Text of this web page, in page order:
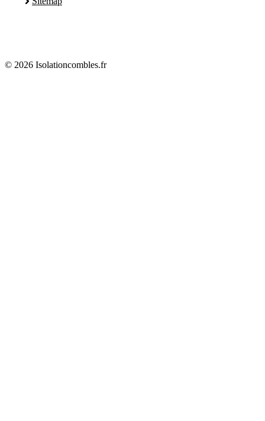
© 2026 Isolationcombles.fr